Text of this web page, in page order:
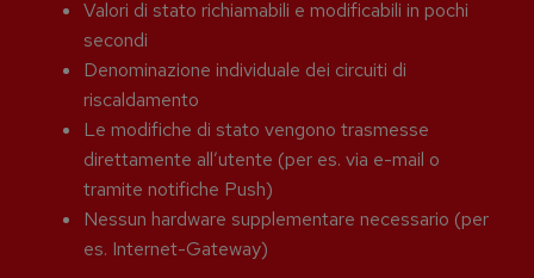
Valori di stato richiamabili e modificabili in pochi
secondi
Denominazione individuale dei circuiti di
riscaldamento
Le modifiche di stato vengono trasmesse
direttamente all’utente (per es. via e-mail o
tramite notifiche Push)
Nessun hardware supplementare necessario (per
es. Internet-Gateway)